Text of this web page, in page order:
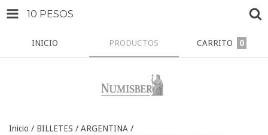
10 PESOS
INICIO PRODUCTOS CARRITO 0
Inicio / BILLETES / ARGENTINA /